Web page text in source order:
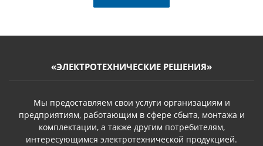
«ЭЛЕКТРОТЕХНИЧЕСКИЕ РЕШЕНИЯ»
Мы предоставляем свои услуги организациям и
предприятиям, работающим в сфере сбыта, монтажа и
комплектации, а также другим потребителям,
интересующимся электротехнической продукцией.